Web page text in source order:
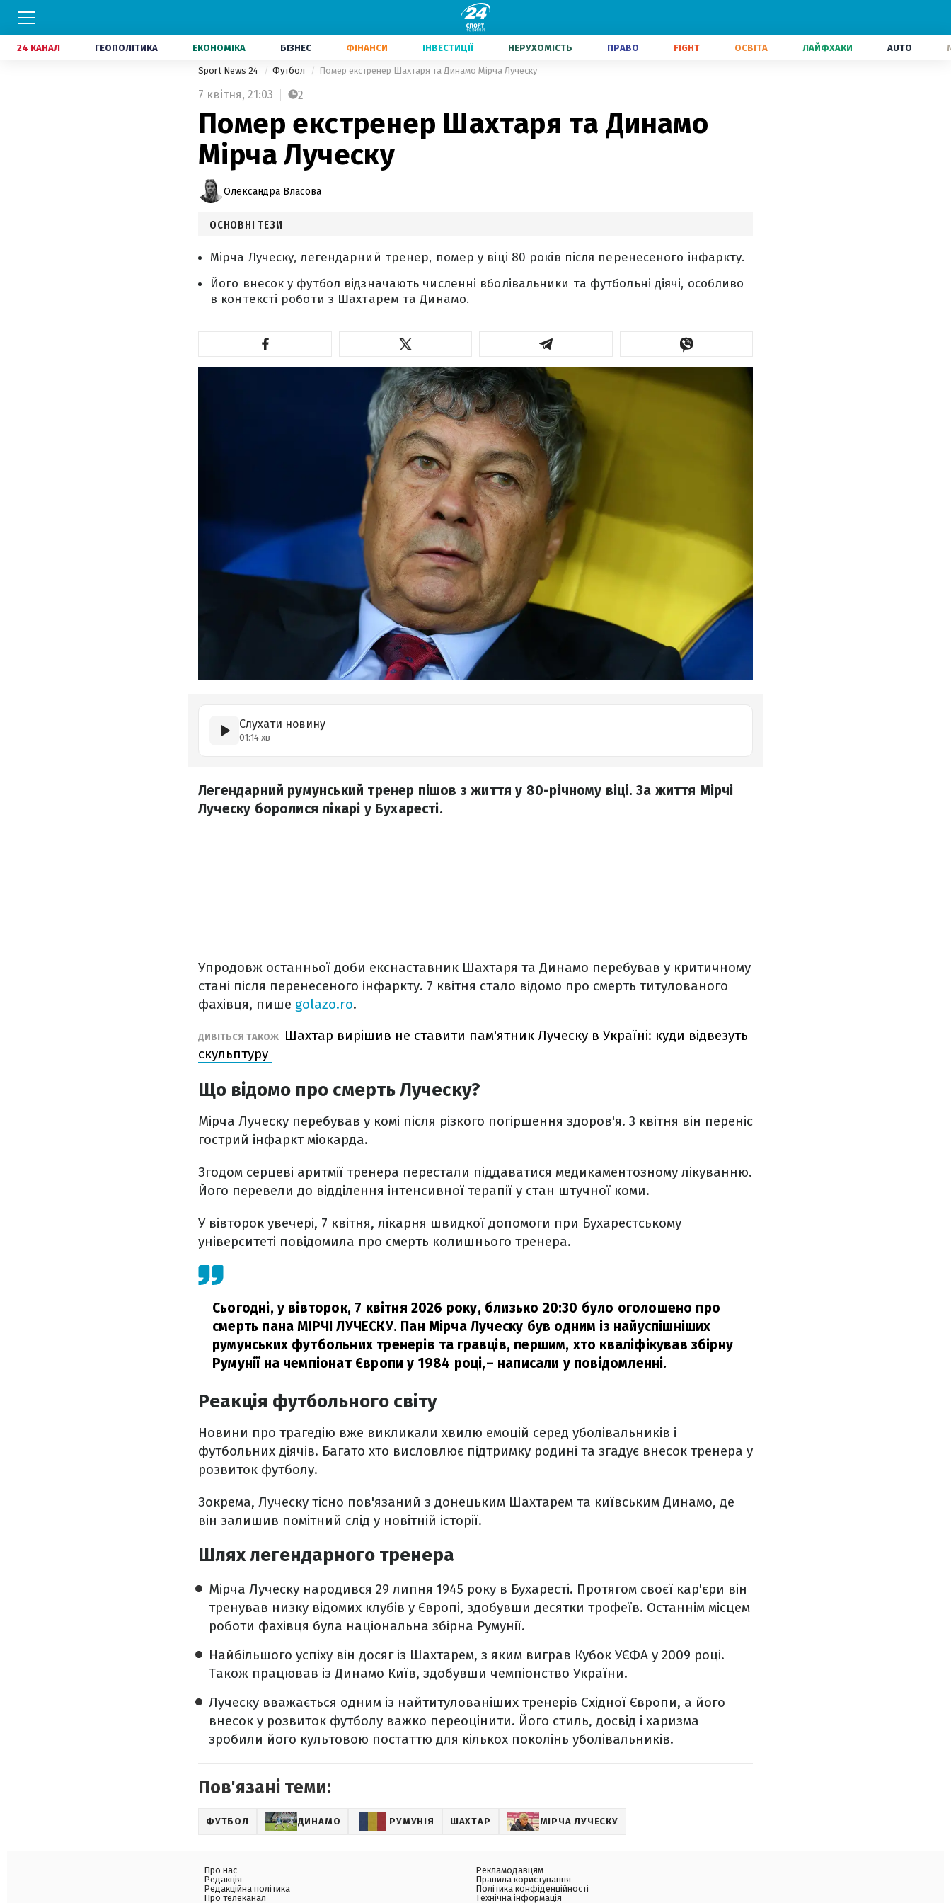
24 КАНАЛ ГЕОПОЛІТИКА ЕКОНОМІКА БІЗНЕС ФІНАНСИ ІНВЕСТИЦІЇ НЕРУХОМІСТЬ ПРАВО FIGHT ОСВІТА ЛАЙФХАКИ AUTO
Sport News 24 Футбол Помер екстренер Шахтаря та Динамо Мірча Луческу
7 квітня, 21:03 2
Помер екстренер Шахтаря та Динамо
Мірча Луческу
Олександра Власова
ОСНОВНІ ТЕЗИ
Мірча Луческу, легендарний тренер, помер у віці 80 років після перенесеного інфаркту.
Його внесок у футбол відзначають численні вболівальники та футбольні діячі, особливо
в контексті роботи з Шахтарем та Динамо.
Слухати новину
01:14 хв
Легендарний румунський тренер пішов з життя у 80-річному віці. За життя Мірчі
Луческу боролися лікарі у Бухаресті.
Упродовж останньої доби екснаставник Шахтаря та Динамо перебував у критичному
стані після перенесеного інфаркту. 7 квітня стало відомо про смерть титулованого
фахівця, пише golazo.ro.
ДИВІТЬСЯ ТАКОЖ
Шахтар вирішив не ставити пам'ятник Луческу в Україні: куди відвезуть
скульптуру
Що відомо про смерть Луческу?
Мірча Луческу перебував у комі після різкого погіршення здоров'я. 3 квітня він переніс
гострий інфаркт міокарда.
Згодом серцеві аритмії тренера перестали піддаватися медикаментозному лікуванню.
Його перевели до відділення інтенсивної терапії у стан штучної коми.
У вівторок увечері, 7 квітня, лікарня швидкої допомоги при Бухарестському
університеті повідомила про смерть колишнього тренера.
Сьогодні, у вівторок, 7 квітня 2026 року, близько 20:30 було оголошено про
смерть пана МІРЧІ ЛУЧЕСКУ. Пан Мірча Луческу був одним із найуспішніших
румунських футбольних тренерів та гравців, першим, хто кваліфікував збірну
Румунії на чемпіонат Європи у 1984 році,– написали у повідомленні.
Реакція футбольного світу
Новини про трагедію вже викликали хвилю емоцій серед уболівальників і
футбольних діячів. Багато хто висловлює підтримку родині та згадує внесок тренера у
розвиток футболу.
Зокрема, Луческу тісно пов'язаний з донецьким Шахтарем та київським Динамо, де
він залишив помітний слід у новітній історії.
Шлях легендарного тренера
Мірча Луческу народився 29 липня 1945 року в Бухаресті. Протягом своєї кар'єри він
тренував низку відомих клубів у Європі, здобувши десятки трофеїв. Останнім місцем
роботи фахівця була національна збірна Румунії.
Найбільшого успіху він досяг із Шахтарем, з яким виграв Кубок УЄФА у 2009 році.
Також працював із Динамо Київ, здобувши чемпіонство України.
Луческу вважається одним із найтитулованіших тренерів Східної Європи, а його
внесок у розвиток футболу важко переоцінити. Його стиль, досвід і харизма
зробили його культовою постаттю для кількох поколінь уболівальників.
Пов'язані теми:
ФУТБОЛ ДИНАМО РУМУНІЯ ШАХТАР МІРЧА ЛУЧЕСКУ
Про нас
Редакція
Редакційна політика
Про телеканал
Рекламодавцям
Правила користування
Політика конфіденційності
Технічна інформація